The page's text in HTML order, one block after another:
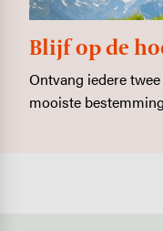
Blijf op de
Ontvang iedere
mooiste